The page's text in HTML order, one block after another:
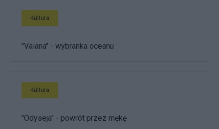
Kultura
"Vaiana" - wybranka oceanu
Kultura
"Odyseja" - powrót przez mękę